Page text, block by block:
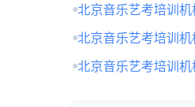
北京音乐艺考培训
北京音乐艺考培训
北京音乐艺考培训